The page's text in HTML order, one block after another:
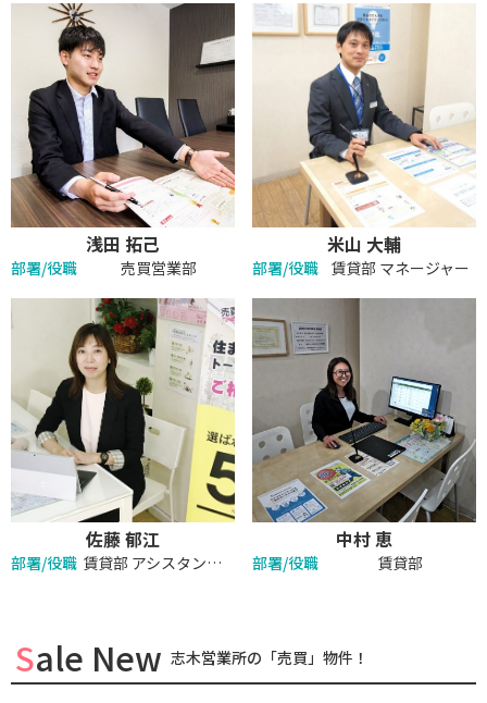
浅田 拓己
部署/役職 売買営業部
米山 大輔
部署/役職 賃貸部 マネージャー
佐藤 郁江
部署/役職 賃貸部 アシスタントチーフ
中村 恵
部署/役職 賃貸部
Sale New 志木営業所の「売買」物件！